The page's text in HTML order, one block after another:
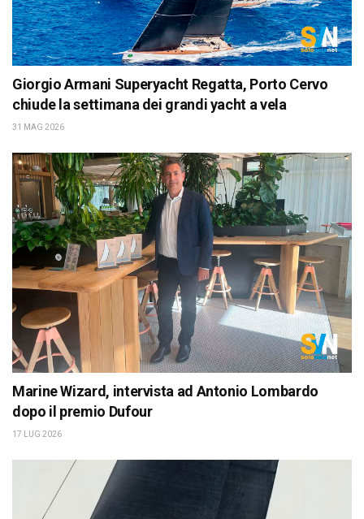
Giorgio Armani Superyacht Regatta, Porto Cervo
chiude la settimana dei grandi yacht a vela
31 MAG 2026
Marine Wizard, intervista ad Antonio Lombardo
dopo il premio Dufour
17 LUG 2026